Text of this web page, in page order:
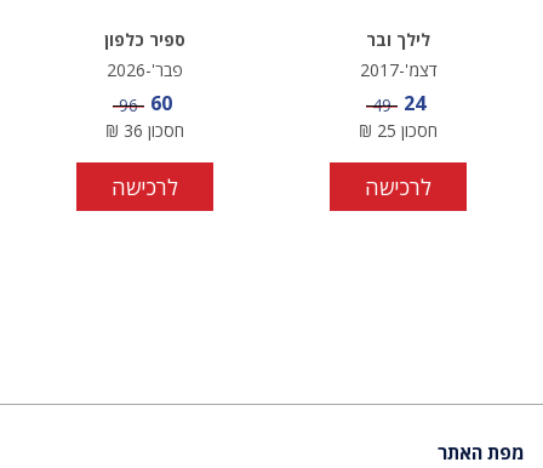
לילך ובר
דצמ'-2017
מחיר מבצע
24 מחיר
49
חסכון 25
₪
לרכישה
ספיר כלפון
פבר'-2026
מחיר מבצע
60 מחיר
96
חסכון 36
₪
לרכישה
מפת האתר